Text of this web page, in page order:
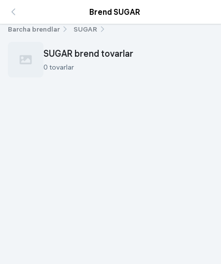
Brend SUGAR
Barcha brendlar SUGAR
SUGAR brend tovarlar
0 tovarlar